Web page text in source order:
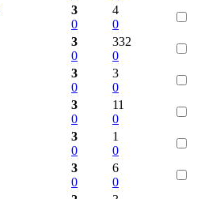
3
0
4
0
3
0
332
0
3
0
3
0
3
0
11
0
3
0
1
0
3
0
6
0